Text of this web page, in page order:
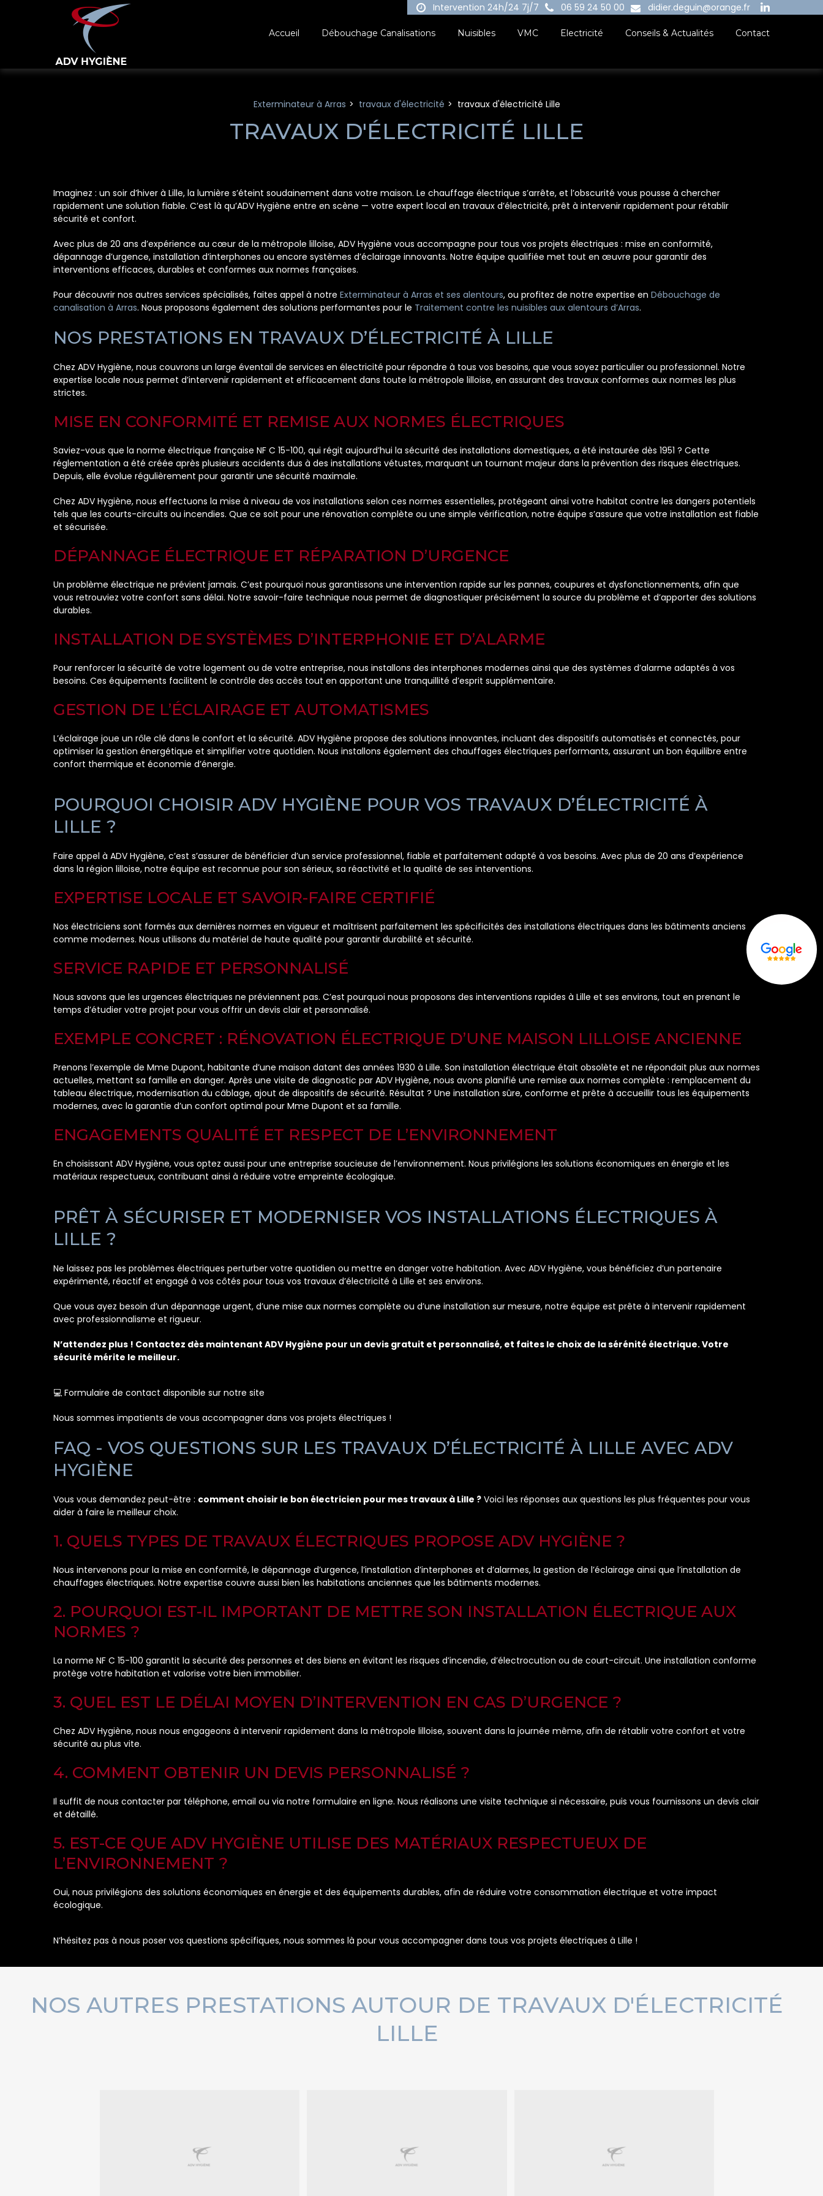
Intervention 24h/24 7j/7 06 59 24 50 00 didier.deguin@orange.fr
Accueil Débouchage Canalisations Nuisibles VMC Electricité Conseils & Actualités Contact
Exterminateur à Arras travaux d'électricité travaux d'électricité Lille
TRAVAUX D'ÉLECTRICITÉ LILLE
Imaginez : un soir d’hiver à Lille, la lumière s’éteint soudainement dans votre maison. Le chauffage électrique s’arrête, et l’obscurité vous pousse à chercher
rapidement une solution fiable. C’est là qu’ADV Hygiène entre en scène — votre expert local en travaux d’électricité, prêt à intervenir rapidement pour rétablir
sécurité et confort.
Avec plus de 20 ans d’expérience au cœur de la métropole lilloise, ADV Hygiène vous accompagne pour tous vos projets électriques : mise en conformité,
dépannage d’urgence, installation d’interphones ou encore systèmes d’éclairage innovants. Notre équipe qualifiée met tout en œuvre pour garantir des
interventions efficaces, durables et conformes aux normes françaises.
Pour découvrir nos autres services spécialisés, faites appel à notre Exterminateur à Arras et ses alentours, ou profitez de notre expertise en Débouchage de
canalisation à Arras. Nous proposons également des solutions performantes pour le Traitement contre les nuisibles aux alentours d’Arras.
NOS PRESTATIONS EN TRAVAUX D’ÉLECTRICITÉ À LILLE
Chez ADV Hygiène, nous couvrons un large éventail de services en électricité pour répondre à tous vos besoins, que vous soyez particulier ou professionnel. Notre
expertise locale nous permet d’intervenir rapidement et efficacement dans toute la métropole lilloise, en assurant des travaux conformes aux normes les plus
strictes.
MISE EN CONFORMITÉ ET REMISE AUX NORMES ÉLECTRIQUES
Saviez-vous que la norme électrique française NF C 15-100, qui régit aujourd’hui la sécurité des installations domestiques, a été instaurée dès 1951 ? Cette
réglementation a été créée après plusieurs accidents dus à des installations vétustes, marquant un tournant majeur dans la prévention des risques électriques.
Depuis, elle évolue régulièrement pour garantir une sécurité maximale.
Chez ADV Hygiène, nous effectuons la mise à niveau de vos installations selon ces normes essentielles, protégeant ainsi votre habitat contre les dangers potentiels
tels que les courts-circuits ou incendies. Que ce soit pour une rénovation complète ou une simple vérification, notre équipe s’assure que votre installation est fiable
et sécurisée.
DÉPANNAGE ÉLECTRIQUE ET RÉPARATION D’URGENCE
Un problème électrique ne prévient jamais. C’est pourquoi nous garantissons une intervention rapide sur les pannes, coupures et dysfonctionnements, afin que
vous retrouviez votre confort sans délai. Notre savoir-faire technique nous permet de diagnostiquer précisément la source du problème et d’apporter des solutions
durables.
INSTALLATION DE SYSTÈMES D’INTERPHONIE ET D’ALARME
Pour renforcer la sécurité de votre logement ou de votre entreprise, nous installons des interphones modernes ainsi que des systèmes d’alarme adaptés à vos
besoins. Ces équipements facilitent le contrôle des accès tout en apportant une tranquillité d’esprit supplémentaire.
GESTION DE L’ÉCLAIRAGE ET AUTOMATISMES
L’éclairage joue un rôle clé dans le confort et la sécurité. ADV Hygiène propose des solutions innovantes, incluant des dispositifs automatisés et connectés, pour
optimiser la gestion énergétique et simplifier votre quotidien. Nous installons également des chauffages électriques performants, assurant un bon équilibre entre
confort thermique et économie d’énergie.
POURQUOI CHOISIR ADV HYGIÈNE POUR VOS TRAVAUX D’ÉLECTRICITÉ À
LILLE ?
Faire appel à ADV Hygiène, c’est s’assurer de bénéficier d’un service professionnel, fiable et parfaitement adapté à vos besoins. Avec plus de 20 ans d’expérience
dans la région lilloise, notre équipe est reconnue pour son sérieux, sa réactivité et la qualité de ses interventions.
EXPERTISE LOCALE ET SAVOIR-FAIRE CERTIFIÉ
Nos électriciens sont formés aux dernières normes en vigueur et maîtrisent parfaitement les spécificités des installations électriques dans les bâtiments anciens
comme modernes. Nous utilisons du matériel de haute qualité pour garantir durabilité et sécurité.
SERVICE RAPIDE ET PERSONNALISÉ
Nous savons que les urgences électriques ne préviennent pas. C’est pourquoi nous proposons des interventions rapides à Lille et ses environs, tout en prenant le
temps d’étudier votre projet pour vous offrir un devis clair et personnalisé.
EXEMPLE CONCRET : RÉNOVATION ÉLECTRIQUE D’UNE MAISON LILLOISE ANCIENNE
Prenons l’exemple de Mme Dupont, habitante d’une maison datant des années 1930 à Lille. Son installation électrique était obsolète et ne répondait plus aux normes
actuelles, mettant sa famille en danger. Après une visite de diagnostic par ADV Hygiène, nous avons planifié une remise aux normes complète : remplacement du
tableau électrique, modernisation du câblage, ajout de dispositifs de sécurité. Résultat ? Une installation sûre, conforme et prête à accueillir tous les équipements
modernes, avec la garantie d’un confort optimal pour Mme Dupont et sa famille.
ENGAGEMENTS QUALITÉ ET RESPECT DE L’ENVIRONNEMENT
En choisissant ADV Hygiène, vous optez aussi pour une entreprise soucieuse de l’environnement. Nous privilégions les solutions économiques en énergie et les
matériaux respectueux, contribuant ainsi à réduire votre empreinte écologique.
PRÊT À SÉCURISER ET MODERNISER VOS INSTALLATIONS ÉLECTRIQUES À
LILLE ?
Ne laissez pas les problèmes électriques perturber votre quotidien ou mettre en danger votre habitation. Avec ADV Hygiène, vous bénéficiez d’un partenaire
expérimenté, réactif et engagé à vos côtés pour tous vos travaux d’électricité à Lille et ses environs.
Que vous ayez besoin d’un dépannage urgent, d’une mise aux normes complète ou d’une installation sur mesure, notre équipe est prête à intervenir rapidement
avec professionnalisme et rigueur.
N’attendez plus ! Contactez dès maintenant ADV Hygiène pour un devis gratuit et personnalisé, et faites le choix de la sérénité électrique. Votre
sécurité mérite le meilleur.
💻 Formulaire de contact disponible sur notre site
Nous sommes impatients de vous accompagner dans vos projets électriques !
FAQ - VOS QUESTIONS SUR LES TRAVAUX D’ÉLECTRICITÉ À LILLE AVEC ADV
HYGIÈNE
Vous vous demandez peut-être : comment choisir le bon électricien pour mes travaux à Lille ? Voici les réponses aux questions les plus fréquentes pour vous
aider à faire le meilleur choix.
1. QUELS TYPES DE TRAVAUX ÉLECTRIQUES PROPOSE ADV HYGIÈNE ?
Nous intervenons pour la mise en conformité, le dépannage d’urgence, l’installation d’interphones et d’alarmes, la gestion de l’éclairage ainsi que l’installation de
chauffages électriques. Notre expertise couvre aussi bien les habitations anciennes que les bâtiments modernes.
2. POURQUOI EST-IL IMPORTANT DE METTRE SON INSTALLATION ÉLECTRIQUE AUX
NORMES ?
La norme NF C 15-100 garantit la sécurité des personnes et des biens en évitant les risques d’incendie, d’électrocution ou de court-circuit. Une installation conforme
protège votre habitation et valorise votre bien immobilier.
3. QUEL EST LE DÉLAI MOYEN D’INTERVENTION EN CAS D’URGENCE ?
Chez ADV Hygiène, nous nous engageons à intervenir rapidement dans la métropole lilloise, souvent dans la journée même, afin de rétablir votre confort et votre
sécurité au plus vite.
4. COMMENT OBTENIR UN DEVIS PERSONNALISÉ ?
Il suffit de nous contacter par téléphone, email ou via notre formulaire en ligne. Nous réalisons une visite technique si nécessaire, puis vous fournissons un devis clair
et détaillé.
5. EST-CE QUE ADV HYGIÈNE UTILISE DES MATÉRIAUX RESPECTUEUX DE
L’ENVIRONNEMENT ?
Oui, nous privilégions des solutions économiques en énergie et des équipements durables, afin de réduire votre consommation électrique et votre impact
écologique.
N’hésitez pas à nous poser vos questions spécifiques, nous sommes là pour vous accompagner dans tous vos projets électriques à Lille !
NOS AUTRES PRESTATIONS AUTOUR DE TRAVAUX D'ÉLECTRICITÉ
LILLE
Panneau de gestion des cookies